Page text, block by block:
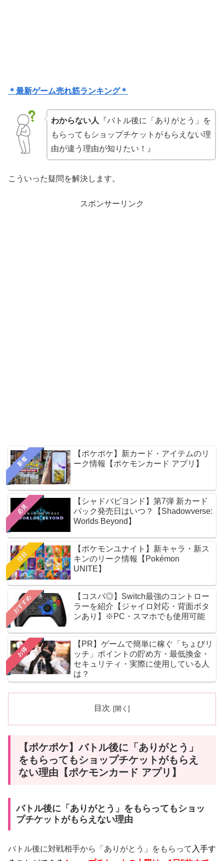
＊最新ゲーム売れ筋ランキング＊
わからない人 『バトル後に「ありがとう」を
もらってもショップチケットがもらえない理
由が違う理由が知りたい！』
こういった疑問を解決します。
スポンサーリンク
新着
【ポケポケ】新カード・アイテムのリ
ーク情報【ポケモンカード アプリ】
必見
【シャドバビヨンド】第7弾 新カード
パック発売日はいつ？【Shadowverse:
Worlds Beyond】
注目
【ポケモンユナイト】新キャラ・新ス
キンのリーク情報【Pokémon
UNITE】
おすすめ
【コスパ◎】Switch最強のコントロー
ラーを紹介【ジャイロ対応・背面ボタ
ンあり】※PC・スマホでも使用可能
お得
【PR】ゲームで簡単に稼ぐ「ちょびリ
ッチ」ポイントの貯め方・最低換金・
セキュリティ・実際に使用している人
は？
目次
【ポケポケ】バトル後に「ありがとう」
をもらってもショップチケットがもらえ
ない理由【ポケモンカード アプリ】
バトル後に「ありがとう」をもらってもショッ
プチケットがもらえない理由
バトル後に対戦相手から「ありがとう」をもらって 入手す